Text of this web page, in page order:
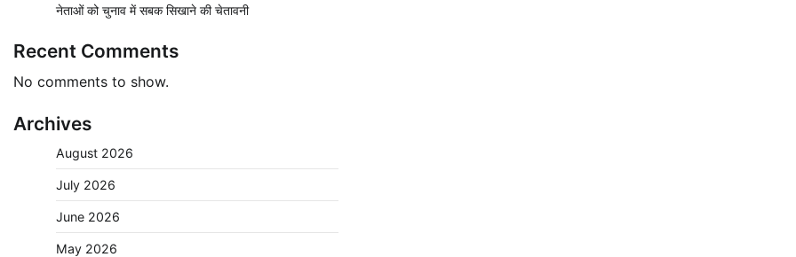
नेताओं को चुनाव में सबक सिखाने की चेतावनी
Recent Comments
No comments to show.
Archives
August 2026
July 2026
June 2026
May 2026